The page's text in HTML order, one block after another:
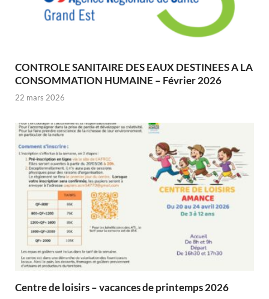
CONTROLE SANITAIRE DES EAUX DESTINEES A LA
CONSOMMATION HUMAINE – Février 2026
22 mars 2026
Centre de loisirs – vacances de printemps 2026